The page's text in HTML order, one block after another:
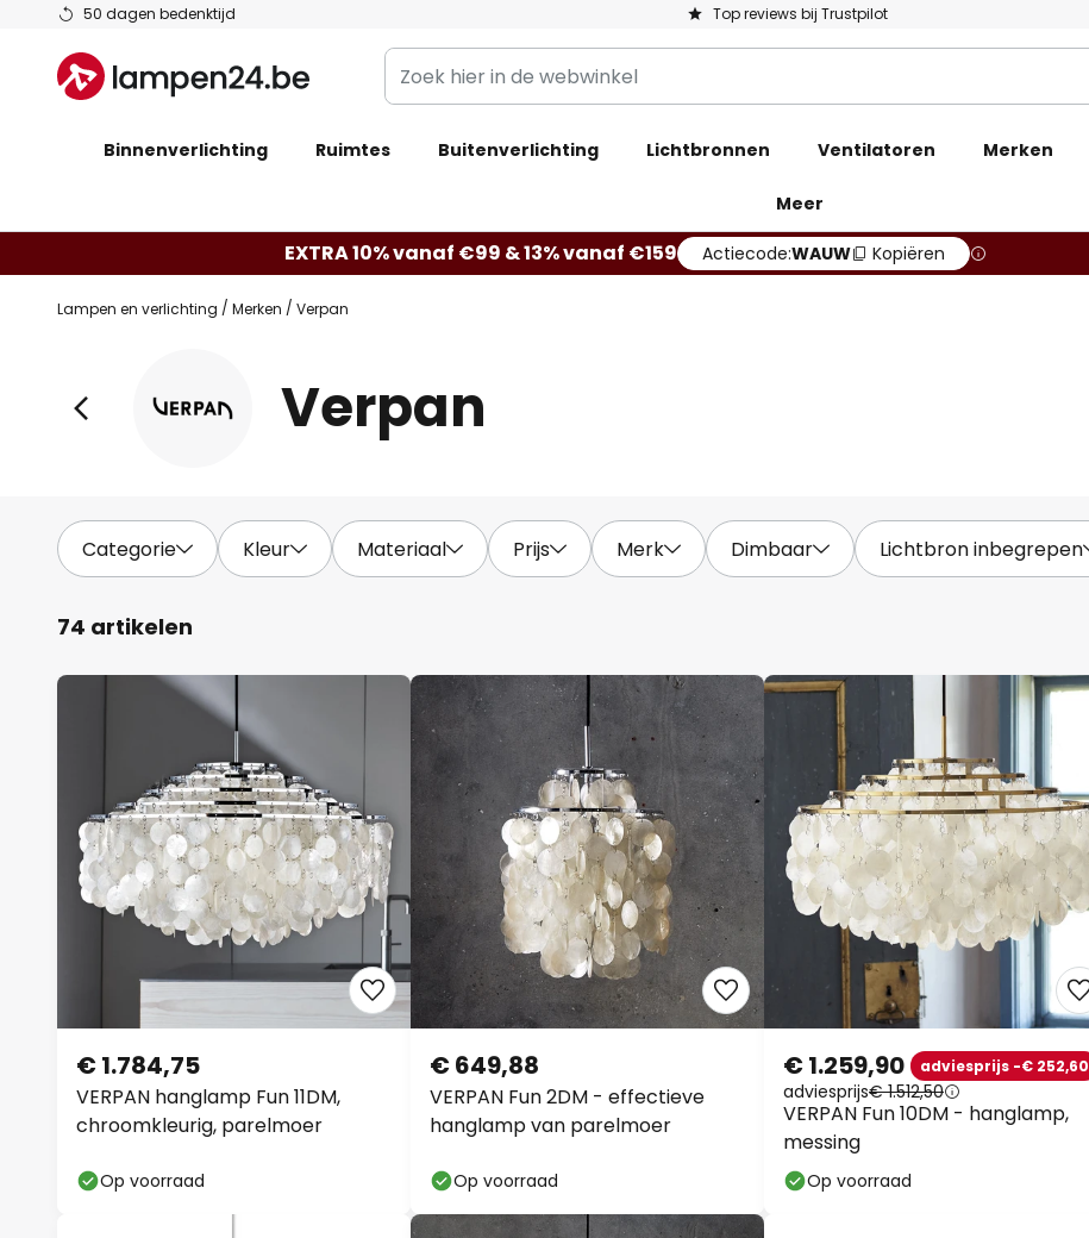
50 dagen bedenktijd Top reviews bij Trustpilot
Ga
de
inhoud
Zoek
hier
de
Binnenverlichting Ruimtes Buitenverlichting Lichtbronnen Ventilatoren Merken
Meer
EXTRA 10% vanaf €99 & 13% vanaf €159 Actiecode:WAUW Kopiëren
Lampen en verlichting Merken Verpan
Verpan
Categorie Kleur Materiaal Prijs Merk Dimbaar Lichtbron inbegrepen
74 artikelen
VERPAN hanglamp Fun 11DM,
chroomkleurig, parelmoer
€ 1.784,75
Op voorraad
VERPAN Fun 2DM - effectieve
hanglamp van parelmoer
€ 649,88
Op voorraad
VERPAN Fun 10DM - hanglamp,
messing
€ 1.259,90 adviesprijs -€ 252,60
adviesprijs€ 1.512,50
Op voorraad